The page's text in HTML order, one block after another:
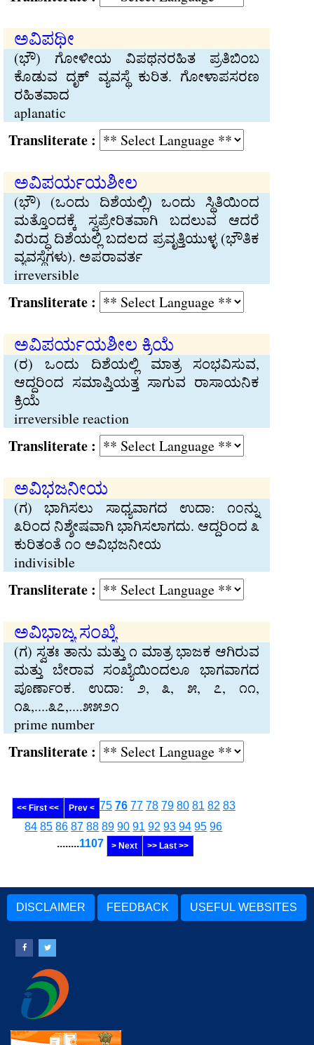
ಅವಿಪಥೀ
(ಭೌ) ಗೋಳೀಯ ವಿಪಥನರಹಿತ ಪ್ರತಿಬಿಂಬ
ಕೊಡುವ ದೃಕ್ ವ್ಯವಸ್ಥೆ ಕುರಿತ. ಗೋಳಾಪಸರಣ
ರಹಿತವಾದ
aplanatic
:
ಅವಿಪರ್ಯಯಶೀಲ
(ಭೌ) (ಒಂದು ದಿಶೆಯಲ್ಲಿ) ಒಂದು ಸ್ಥಿತಿಯಿಂದ
ಮತ್ತೊಂದಕ್ಕೆ ಸ್ವಪ್ರೇರಿತವಾಗಿ ಬದಲುವ ಆದರೆ
ವಿರುದ್ಧ ದಿಶೆಯಲ್ಲಿ ಬದಲದ ಪ್ರವೃತ್ತಿಯುಳ್ಳ (ಭೌತಿಕ
ವ್ಯವಸ್ಥೆಗಳು). ಅಪರಾವರ್ತ
irreversible
:
ಅವಿಪರ್ಯಯಶೀಲ ಕ್ರಿಯೆ
(ರ) ಒಂದು ದಿಶೆಯಲ್ಲಿ ಮಾತ್ರ ಸಂಭವಿಸುವ,
ಆದ್ದರಿಂದ ಸಮಾಪ್ತಿಯತ್ತ ಸಾಗುವ ರಾಸಾಯನಿಕ
ಕ್ರಿಯೆ
irreversible reaction
:
ಅವಿಭಜನೀಯ
(ಗ) ಭಾಗಿಸಲು ಸಾಧ್ಯವಾಗದ ಉದಾ: ೧೦ನ್ನು
೩ರಿಂದ ನಿಶ್ಶೇಷವಾಗಿ ಭಾಗಿಸಲಾಗದು. ಆದ್ದರಿಂದ ೩
ಕುರಿತಂತೆ ೧೦ ಅವಿಭಜನೀಯ
indivisible
:
ಅವಿಭಾಜ್ಯ ಸಂಖ್ಯೆ
(ಗ) ಸ್ವತಃ ತಾನು ಮತ್ತು ೧ ಮಾತ್ರ ಭಾಜಕ ಆಗಿರುವ
ಮತ್ತು ಬೇರಾವ ಸಂಖ್ಯೆಯಿಂದಲೂ ಭಾಗವಾಗದ
ಪೂರ್ಣಾಂಕ. ಉದಾ: ೨, ೩, ೫, ೭, ೧೧,
೧೩,....೩೭,....೫೫೨೧
prime number
:
<< First << Prev < 75 76 77 78 79 80 81 82 83
84 85 86 87 88 89 90 91 92 93 94 95 96
........1107 > Next >> Last >>
DISCLAIMER FEEDBACK USEFUL WEBSITES